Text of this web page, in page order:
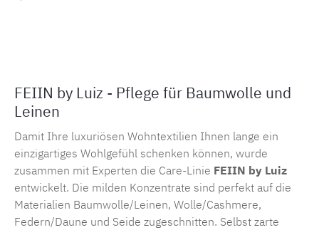
FEIIN by Luiz - Pflege für Baumwolle und
Leinen
Damit Ihre luxuriösen Wohntextilien Ihnen lange ein
einzigartiges Wohlgefühl schenken können, wurde
zusammen mit Experten die Care-Linie FEIIN by Luiz
entwickelt. Die milden Konzentrate sind perfekt auf die
Materialien Baumwolle/Leinen, Wolle/Cashmere,
Federn/Daune und Seide zugeschnitten. Selbst zarte